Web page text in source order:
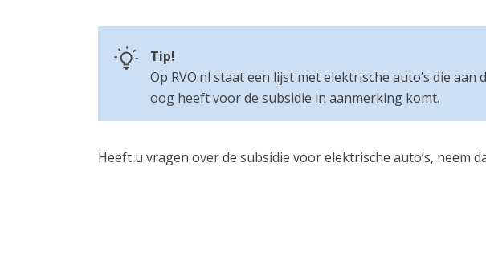
Tip!
Op RVO.nl staat een lijst met elektrische auto’s die
oog heeft voor de subsidie in aanmerking komt.
Heeft u vragen over de subsidie voor elektrische auto’s, neem